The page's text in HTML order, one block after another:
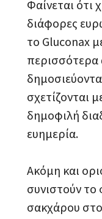
Φαίνεται ότι
διάφορες
το Gluconax
περισσότερα
σχετίζονται
δημοφιλή
ευημερία.
Ακόμη και
συνιστούν
σακχάρου